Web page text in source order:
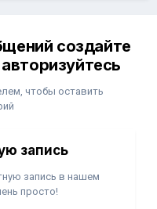
создайте
чтобы оставить
запись
запись в нашем
просто!